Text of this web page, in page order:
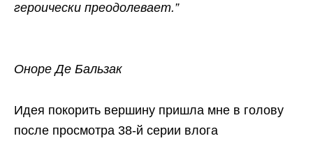
героически преодолевает.”
Оноре Де Бальзак
Идея покорить вершину пришла мне в голову
после просмотра 38-й серии влога